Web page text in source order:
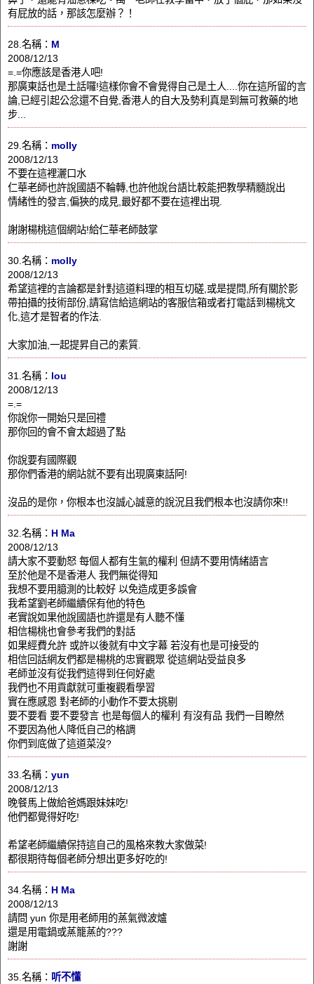
有屁放的話，那該怎麼辦？！
28.名稱： M
2008/12/13
=.=你應該是香港人吧!
那廣東話也是土話囉!這樣你會不會覺得自己是土人....你在這所留的言
論,已經引起公忿還不自覺,香港人的自大及勢利真是到無可救藥的地
步...
29.名稱： molly
2008/12/13
不要在這裡灑口水
仁華老師也許說國語不輪轉,也許他說台語比較能把教學精髓說出
情緒性的發言,偏狹的成見,最好都不要在這裡出現.
謝謝楊桃這個網站!給仁華老師鼓掌
30.名稱： molly
2008/12/13
希望這裡的言論都是針對這道料理的相互切磋,或是提問,所有關於影
帶拍攝的技術部份,請寫信給這網站的客服信箱或者打電話到楊桃文
化,這才是智者的作法.
大家加油,一起提昇自己的素質.
31.名稱： lou
2008/12/13
=.=
你說你一開始只是回禮
那你回的會不會太超過了點
你說要有國際觀
那你們香港的網站就不要有出現廣東話阿!
沒品的是你，你根本也沒誠心誠意的說況且我們根本也沒請你來!!
32.名稱： H Ma
2008/12/13
請大家不要動怒 每個人都有生氣的權利 但請不要用情緒語言
至於他是不是香港人 我們無從得知
我想不要用臆測的比較好 以免造成更多誤會
我希望劉老師繼續保有他的特色
老實說如果他說國語也許還是有人聽不懂
相信楊桃也會參考我們的對話
如果經費允許 或許以後就有中文字幕 若沒有也是可接受的
相信回話網友們都是楊桃的忠實觀眾 從這網站受益良多
老師並沒有從我們這得到任何好處
我們也不用貢獻就可重複觀看學習
實在應感恩 對老師的小動作不要太挑剔
要不要看 要不要發言 也是每個人的權利 有沒有品 我們一目瞭然
不要因為他人降低自己的格調
你們到底做了這道菜沒?
33.名稱： yun
2008/12/13
晚餐馬上做給爸媽跟妹妹吃!
他們都覺得好吃!
希望老師繼續保持這自己的風格來教大家做菜!
都很期待每個老師分想出更多好吃的!
34.名稱： H Ma
2008/12/13
請問 yun 你是用老師用的蒸氣微波爐
還是用電鍋或蒸籠蒸的???
謝謝
35.名稱： 听不懂